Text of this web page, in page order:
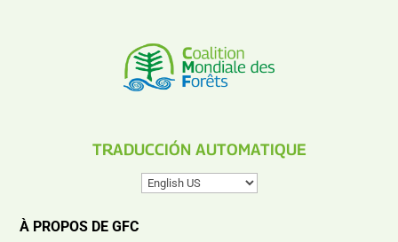
TRADUCCIÓN AUTOMATIQUE
À PROPOS DE GFC